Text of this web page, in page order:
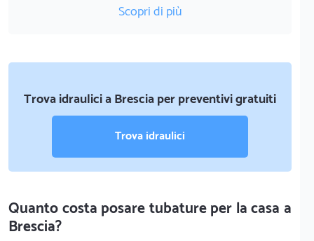
Scopri di più
Trova idraulici a Brescia per preventivi gratuiti
Trova idraulici
Quanto costa posare tubature per la casa a
Brescia?